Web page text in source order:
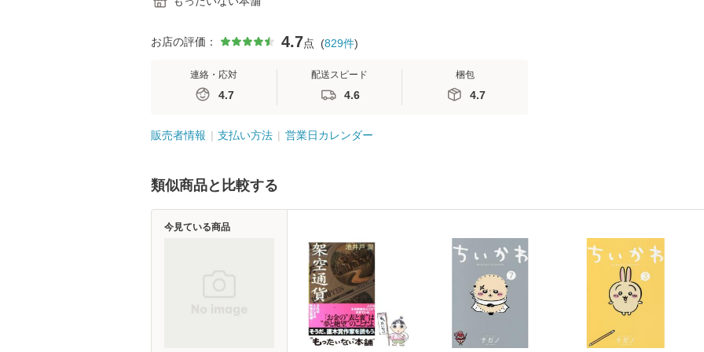
お店の評価： 4.7点 (829件)
連絡・応対
4.7
配送スピード
4.6
梱包
4.7
販売者情報 支払い方法 営業日カレンダー
類似商品と比較する
今見ている商品